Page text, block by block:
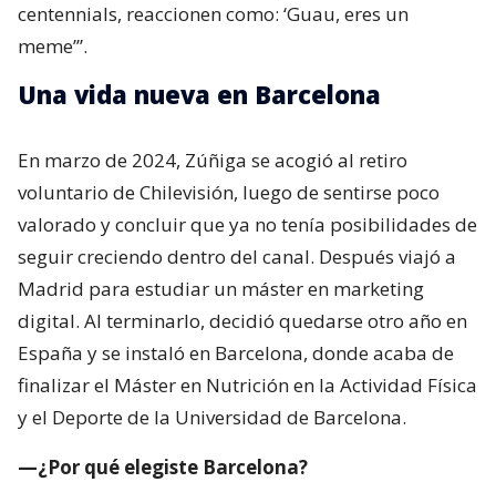
centennials, reaccionen como: ‘Guau, eres un
meme’”.
Una vida nueva en Barcelona
En marzo de 2024, Zúñiga se acogió al retiro
voluntario de Chilevisión, luego de sentirse poco
valorado y concluir que ya no tenía posibilidades de
seguir creciendo dentro del canal. Después viajó a
Madrid para estudiar un máster en marketing
digital. Al terminarlo, decidió quedarse otro año en
España y se instaló en Barcelona, donde acaba de
finalizar el Máster en Nutrición en la Actividad Física
y el Deporte de la Universidad de Barcelona.
—¿Por qué elegiste Barcelona?